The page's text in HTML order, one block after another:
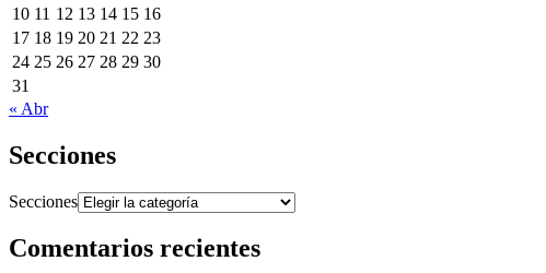
10 11 12 13 14 15 16
17 18 19 20 21 22 23
24 25 26 27 28 29 30
31
« Abr
Secciones
Secciones
Comentarios recientes